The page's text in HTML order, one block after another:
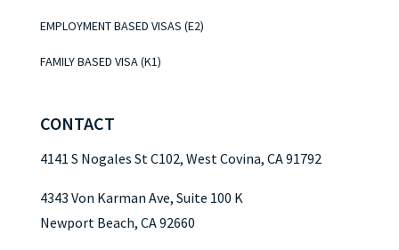
EMPLOYMENT BASED VISAS (E2)
FAMILY BASED VISA (K1)
CONTACT
4141 S Nogales St C102, West Covina, CA 91792
4343 Von Karman Ave, Suite 100 K
Newport Beach, CA 92660